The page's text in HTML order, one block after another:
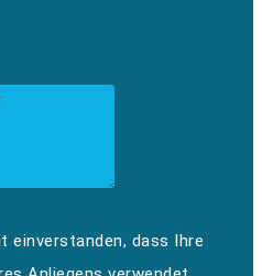
einverstanden, dass Ihre